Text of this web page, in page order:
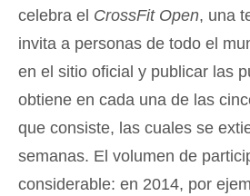
celebra el CrossFit Open, una
invita a personas de todo el
en el sitio oficial y publicar las
obtiene en cada una de las
que consiste, las cuales se
semanas. El volumen de
considerable: en 2014, por